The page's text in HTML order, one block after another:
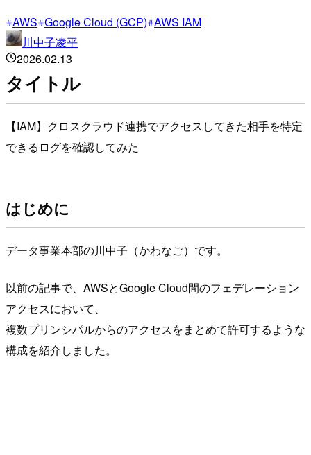
AWS Google Cloud (GCP) AWS IAM
川中子凌平
2026.02.13
タイトル
【IAM】クロスクラウド連携でアクセスしてきた相手を特定
できるログを確認してみた
はじめに
データ事業本部の川中子（かわなご）です。
以前の記事で、AWSとGoogle Cloud間のフェデレーション
アクセスにおいて、
複数プリンシパルからのアクセスをまとめて許可するような
構成を紹介しました。